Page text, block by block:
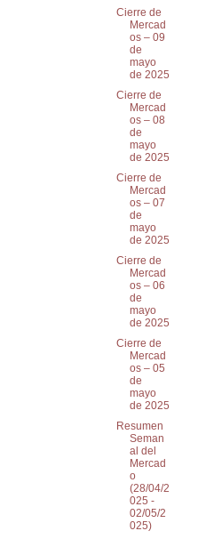
Cierre de
Mercad
os – 09
de
mayo
de 2025
Cierre de
Mercad
os – 08
de
mayo
de 2025
Cierre de
Mercad
os – 07
de
mayo
de 2025
Cierre de
Mercad
os – 06
de
mayo
de 2025
Cierre de
Mercad
os – 05
de
mayo
de 2025
Resumen
Seman
al del
Mercad
o
(28/04/2
025 -
02/05/2
025)